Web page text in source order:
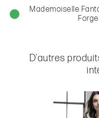
Mademoiselle
D'autres